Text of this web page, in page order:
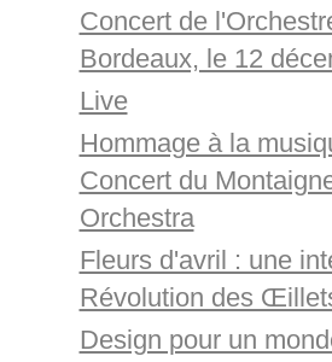
Concert de
Bordeaux, le 12
Live
Hommage à la
Concert du
Orchestra
Fleurs d'avril : une
Révolution des
Design pour un